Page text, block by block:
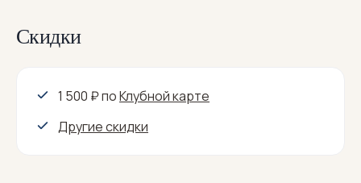
Скидки
1 500 ₽поКлубной карте
Другие скидки